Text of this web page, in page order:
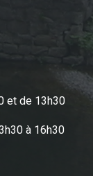
et de 13h30
à 16h30